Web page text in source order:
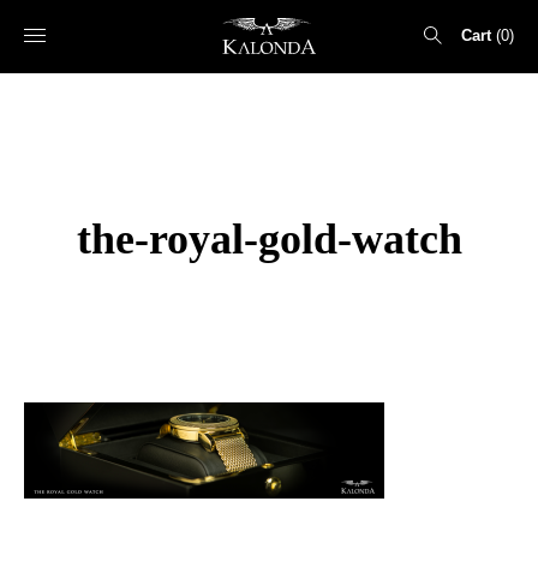
Cart 0
the-royal-gold-watch